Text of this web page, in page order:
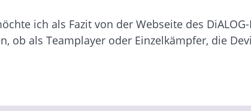
ich als Fazit von der Webseite des
als Teamplayer oder Einzelkämpfer, die